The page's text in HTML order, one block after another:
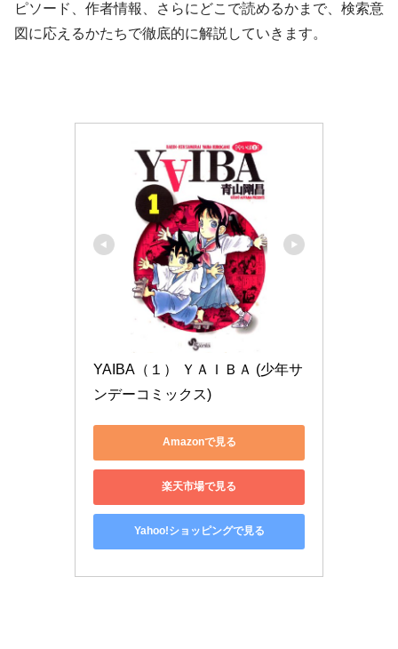
ピソード、作者情報、さらにどこで読めるかまで、検索意
図に応えるかたちで徹底的に解説していきます。
YAIBA（１） ＹＡＩＢＡ (少年サ
ンデーコミックス)
Amazonで見る
楽天市場で見る
Yahoo!ショッピングで見る